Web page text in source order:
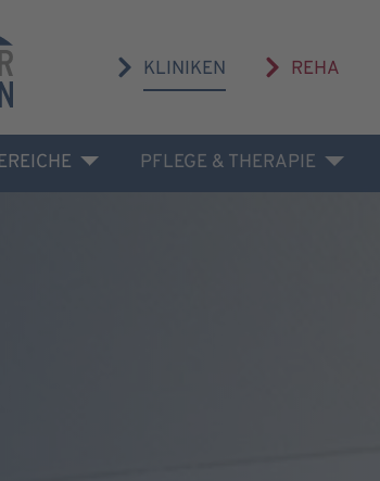
KLINIKEN REHA
PFLEGE & THERAPIE